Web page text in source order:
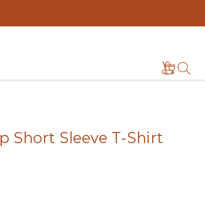
Short Sleeve T-Shirt